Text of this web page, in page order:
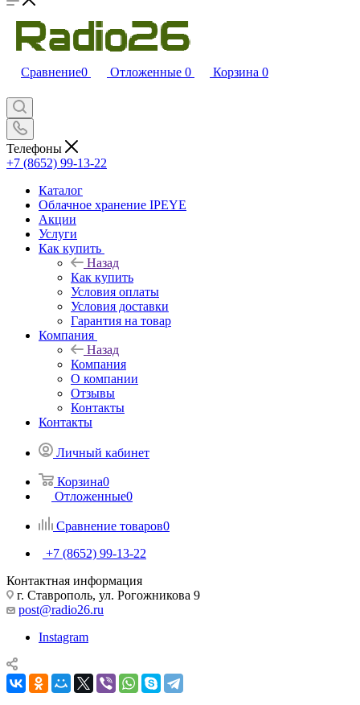
Сравнение0 Отложенные 0 Корзина 0
Телефоны
+7 (8652) 99-13-22
Каталог
Облачное хранение IPEYE
Акции
Услуги
Как купить
Назад
Как купить
Условия оплаты
Условия доставки
Гарантия на товар
Компания
Назад
Компания
О компании
Отзывы
Контакты
Контакты
Личный кабинет
Корзина0
Отложенные0
Сравнение товаров0
+7 (8652) 99-13-22
Контактная информация
г. Ставрополь, ул. Рогожникова 9
post@radio26.ru
Instagram